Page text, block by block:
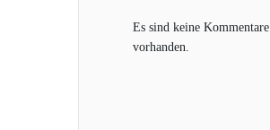
Es sind keine Kommentare
vorhanden.